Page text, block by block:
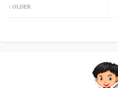
OLDER